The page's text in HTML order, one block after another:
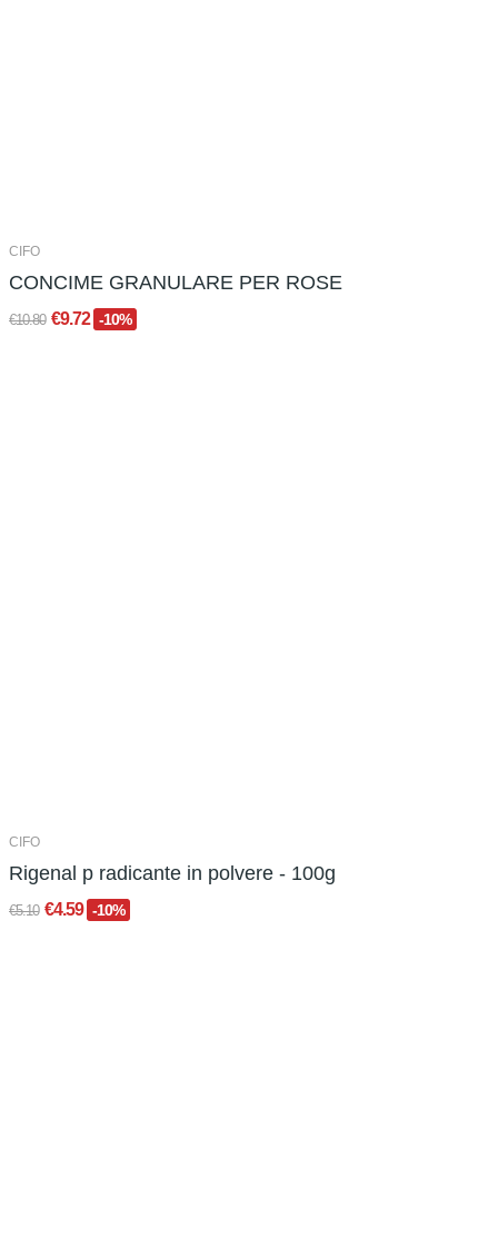
CIFO
CONCIME GRANULARE PER ROSE
€10.80 €9.72 -10%
CIFO
Rigenal p radicante in polvere - 100g
€5.10 €4.59 -10%